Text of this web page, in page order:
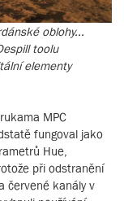
oblohy...
toolu
elementy
MPC
fungoval jako
Hue,
při odstranění
červené kanály v